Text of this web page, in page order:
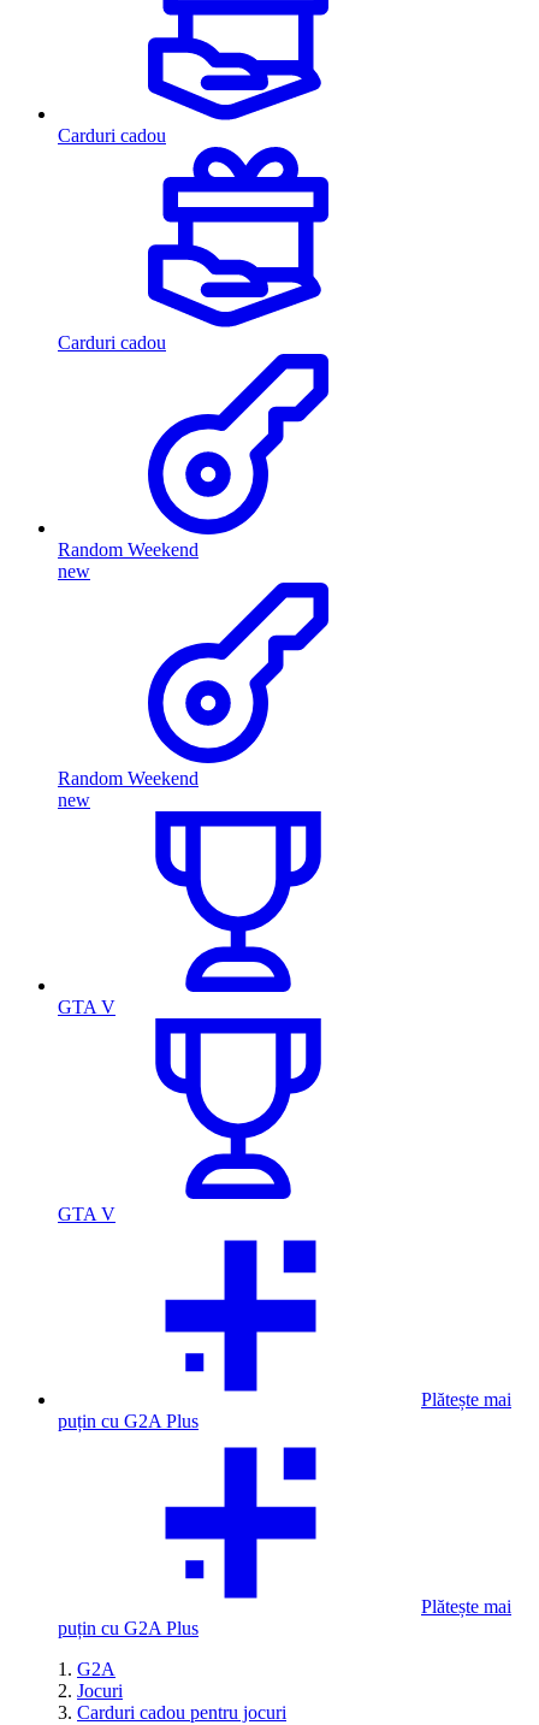
Carduri cadou
Carduri cadou
Random Weekend
new
Random Weekend
new
GTA V
GTA V
Plătește mai
puțin cu G2A Plus
Plătește mai
puțin cu G2A Plus
G2A
Jocuri
Carduri cadou pentru jocuri